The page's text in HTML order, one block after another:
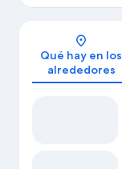
Qué hay en los
alrededores